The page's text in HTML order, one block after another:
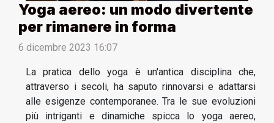
Yoga aereo: un modo divertente
per rimanere in forma
6 dicembre 2023 16:07
La pratica dello yoga è un'antica disciplina che,
attraverso i secoli, ha saputo rinnovarsi e adattarsi
alle esigenze contemporanee. Tra le sue evoluzioni
più intriganti e dinamiche spicca lo yoga aereo,